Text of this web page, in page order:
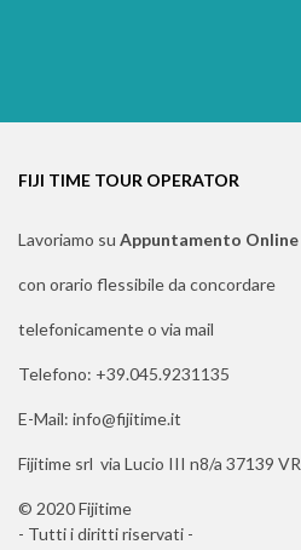
FIJI TIME TOUR OPERATOR
Lavoriamo su Appuntamento Online
con orario flessibile da concordare
telefonicamente o via mail
Telefono: +39.045.9231135
E-Mail: info@fijitime.it
Fijitime srl via Lucio III n8/a 37139 VR
© 2020 Fijitime
- Tutti i diritti riservati -